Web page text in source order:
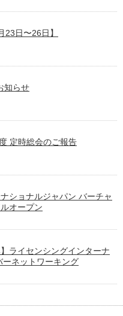
23日〜26日】
知らせ
定時総会のご報告
ショナルジャパン バーチャ
オープン
ライセンシングインターナ
ーネットワーキング